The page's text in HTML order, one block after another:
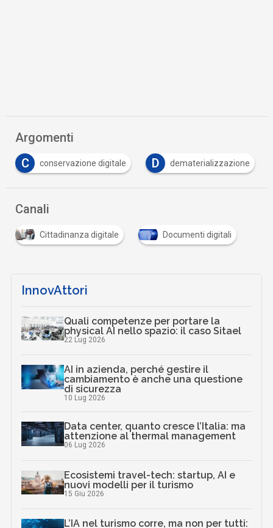
Argomenti
C
conservazione digitale D dematerializzazione
Canali
Cittadinanza digitale Documenti digitali
InnovAttori
Quali competenze per portare la
physical AI nello spazio: il caso Sitael
22 Lug 2026
AI in azienda, perché gestire il
cambiamento è anche una questione
di sicurezza
10 Lug 2026
Data center, quanto cresce l’Italia: ma
attenzione al thermal management
06 Lug 2026
Ecosistemi travel-tech: startup, AI e
nuovi modelli per il turismo
15 Giu 2026
L’IA nel turismo corre, ma non per tutti: